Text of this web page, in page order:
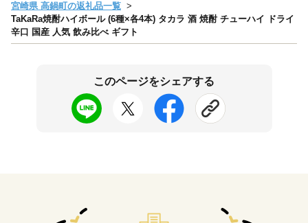
宮崎県 高鍋町の返礼品一覧
TaKaRa焼酎ハイボール (6種×各4本) タカラ 酒 焼酎 チューハイ ドライ
辛口 国産 人気 飲み比べ ギフト
このページをシェアする